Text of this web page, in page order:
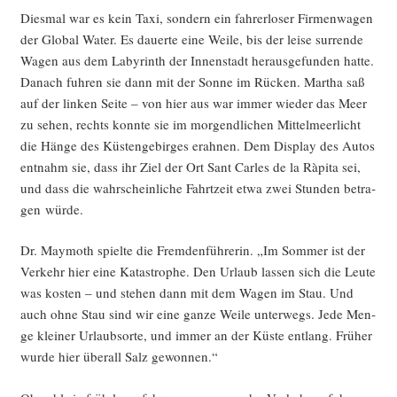
Dies­mal war es kein Taxi, son­dern ein fah­rer­lo­ser Fir­men­wa­gen
der Glo­bal Water. Es dau­er­te eine Wei­le, bis der lei­se sur­ren­de
Wagen aus dem Laby­rinth der Innen­stadt her­aus­ge­fun­den hat­te.
Danach fuh­ren sie dann mit der Son­ne im Rücken. Mar­tha saß
auf der lin­ken Sei­te – von hier aus war immer wie­der das Meer
zu sehen, rechts konn­te sie im mor­gend­li­chen Mit­tel­meer­licht
die Hän­ge des Küs­ten­ge­bir­ges erah­nen. Dem Dis­play des Autos
ent­nahm sie, dass ihr Ziel der Ort Sant Carles de la Ràpi­ta sei,
und dass die wahr­schein­li­che Fahrt­zeit etwa zwei Stun­den betra­
gen würde.
Dr. May­mo­th spiel­te die Frem­den­füh­re­rin. „Im Som­mer ist der
Ver­kehr hier eine Kata­stro­phe. Den Urlaub las­sen sich die Leu­te
was kos­ten – und ste­hen dann mit dem Wagen im Stau. Und
auch ohne Stau sind wir eine gan­ze Wei­le unter­wegs. Jede Men­
ge klei­ner Urlaubs­or­te, und immer an der Küs­te ent­lang. Frü­her
wur­de hier über­all Salz gewonnen.“